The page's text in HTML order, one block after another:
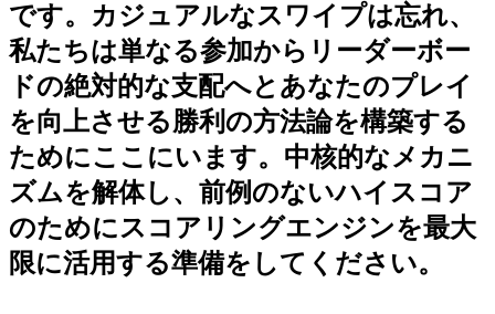
です。カジュアルなスワイプは忘れ、
私たちは単なる参加からリーダーボー
ドの絶対的な支配へとあなたのプレイ
を向上させる勝利の方法論を構築する
ためにここにいます。中核的なメカニ
ズムを解体し、前例のないハイスコア
のためにスコアリングエンジンを最大
限に活用する準備をしてください。